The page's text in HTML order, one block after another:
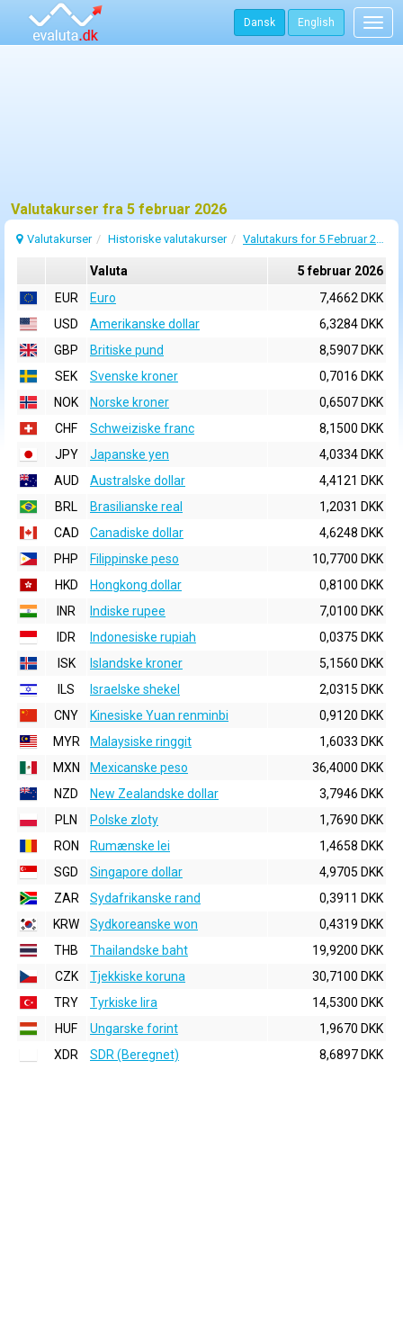
Dansk English
Valutakurser fra 5 februar 2026
Valutakurser Historiske valutakurser Valutakurs for 5 Februar 2026
Valuta
5 februar 2026
EUR
Euro
7,4662 DKK
USD
Amerikanske dollar
6,3284 DKK
GBP
Britiske pund
8,5907 DKK
SEK
Svenske kroner
0,7016 DKK
NOK
Norske kroner
0,6507 DKK
CHF
Schweiziske franc
8,1500 DKK
JPY
Japanske yen
4,0334 DKK
AUD
Australske dollar
4,4121 DKK
BRL
Brasilianske real
1,2031 DKK
CAD
Canadiske dollar
4,6248 DKK
PHP
Filippinske peso
10,7700 DKK
HKD
Hongkong dollar
0,8100 DKK
INR
Indiske rupee
7,0100 DKK
IDR
Indonesiske rupiah
0,0375 DKK
ISK
Islandske kroner
5,1560 DKK
ILS
Israelske shekel
2,0315 DKK
CNY
Kinesiske Yuan renminbi
0,9120 DKK
MYR
Malaysiske ringgit
1,6033 DKK
MXN
Mexicanske peso
36,4000 DKK
NZD
New Zealandske dollar
3,7946 DKK
PLN
Polske zloty
1,7690 DKK
RON
Rumænske lei
1,4658 DKK
SGD
Singapore dollar
4,9705 DKK
ZAR
Sydafrikanske rand
0,3911 DKK
KRW
Sydkoreanske won
0,4319 DKK
THB
Thailandske baht
19,9200 DKK
CZK
Tjekkiske koruna
30,7100 DKK
TRY
Tyrkiske lira
14,5300 DKK
HUF
Ungarske forint
1,9670 DKK
XDR
SDR (Beregnet) 8,6897 DKK